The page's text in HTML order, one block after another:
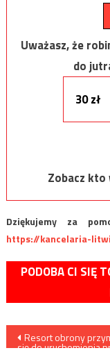
Uważasz, że
do
30 zł
Zobacz kto
Dziękujemy za
https://kancelaria-
PODOBA CI SIĘ
Nawigacja
Resort obrony
się do uruchomienia